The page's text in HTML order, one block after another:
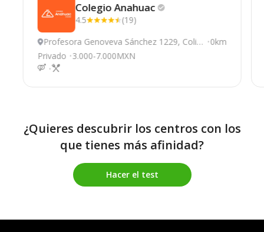
ColegioAnahuac
4.5
(19)
Profesora Genoveva Sánchez 1229, Coli
ma
0km
Privado 3.000-7.000MXN
¿Quieres descubrir los centros con los
que tienes más afinidad?
Hacer el test